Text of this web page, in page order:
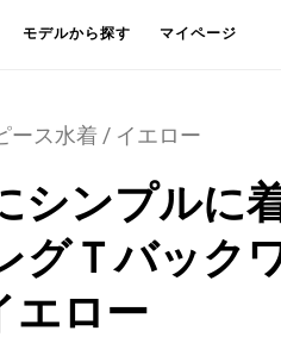
モデルから探す マイページ
ース水着 / イエロー
シンプルに
グＴバック
エロー